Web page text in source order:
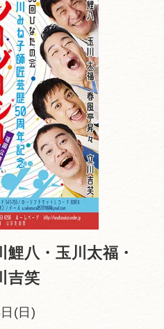
八・玉川太福・
吉笑
(日)